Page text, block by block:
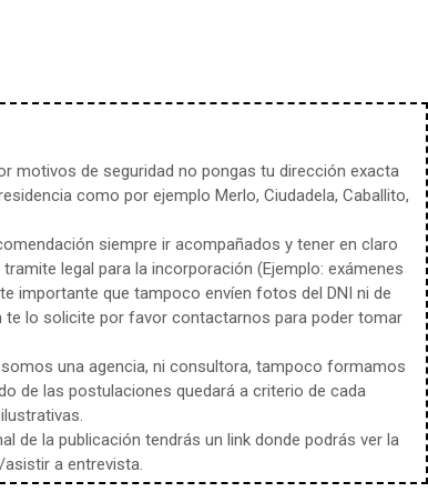
motivos de seguridad no pongas tu dirección exacta
como por ejemplo Merlo, Ciudadela, Caballito,
siempre ir acompañados y tener en claro
legal para la incorporación (Ejemplo: exámenes
importante que tampoco envíen fotos del DNI ni de
te lo solicite por favor contactarnos para poder tomar
una agencia, ni consultora, tampoco formamos
de las postulaciones quedará a criterio de cada
de la publicación tendrás un link donde podrás ver la
a entrevista.